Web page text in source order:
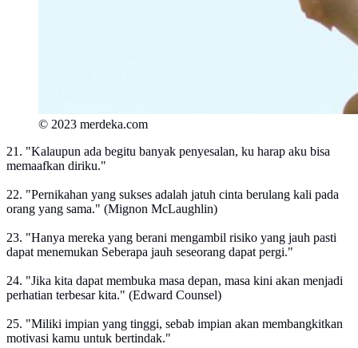
© 2023 merdeka.com
21. "Kalaupun ada begitu banyak penyesalan, ku harap aku bisa
memaafkan diriku."
22. "Pernikahan yang sukses adalah jatuh cinta berulang kali pada
orang yang sama." (Mignon McLaughlin)
23. "Hanya mereka yang berani mengambil risiko yang jauh pasti
dapat menemukan Seberapa jauh seseorang dapat pergi."
24. "Jika kita dapat membuka masa depan, masa kini akan menjadi
perhatian terbesar kita." (Edward Counsel)
25. "Miliki impian yang tinggi, sebab impian akan membangkitkan
motivasi kamu untuk bertindak."